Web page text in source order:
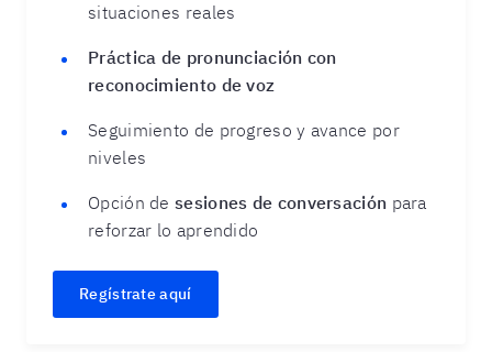
situaciones reales
Práctica de pronunciación con
reconocimiento de voz
Seguimiento de progreso y avance por
niveles
Opción de sesiones de conversación para
reforzar lo aprendido
Regístrate aquí